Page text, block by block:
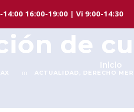
14:00 16:00-19:00 | Vi 9:00-14:30
Inicio
de
ACTUALIDAD , DERECHO